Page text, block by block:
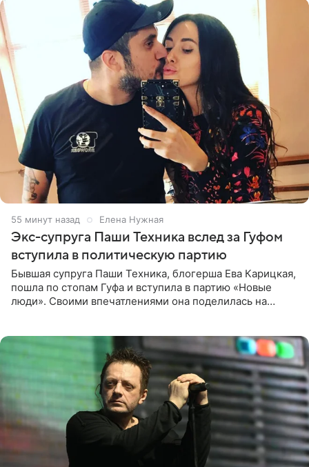
55 минут назад Елена Нужная
Экс-супруга Паши Техника вслед за Гуфом
вступила в политическую партию
Бывшая супруга Паши Техника, блогерша Ева Карицкая,
пошла по стопам Гуфа и вступила в партию «Новые
люди». Своими впечатлениями она поделилась на